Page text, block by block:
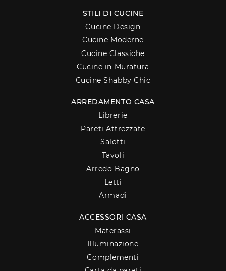
STILI DI CUCINE
Cucine Design
Cucine Moderne
Cucine Classiche
Cucine in Muratura
Cucine Shabby Chic
ARREDAMENTO CASA
Librerie
Pareti Attrezzate
Salotti
Tavoli
Arredo Bagno
Letti
Armadi
ACCESSORI CASA
Materassi
Illuminazione
Complementi